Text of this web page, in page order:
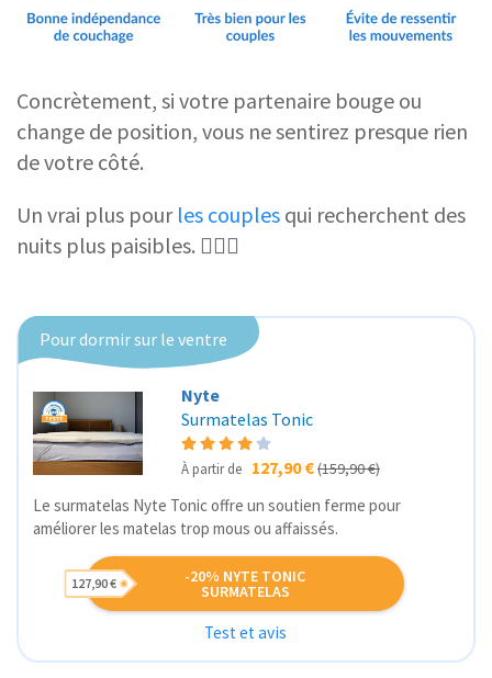
Concrètement, si votre partenaire bouge ou
change de position, vous ne sentirez presque rien
de votre côté.
Un vrai plus pour les couples qui recherchent des
nuits plus paisibles. 👩‍❤️‍👨
Pour dormir sur le ventre
Nyte
Surmatelas Tonic
À partir de 127,90 €(159,90 €)
Le surmatelas Nyte Tonic offre un soutien ferme pour
améliorer les matelas trop mous ou affaissés.
-20% NYTE TONIC
SURMATELAS
127,90 €
Test et avis